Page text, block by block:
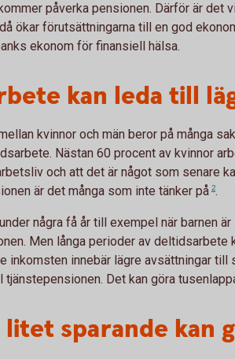
påverka pensionen. Därför är det
ökar förutsättningarna till en god
ekonom för finansiell hälsa.
kan leda till
kvinnor och män beror på många
Nästan 60 procent av kvinnor
och att det är något som senare
är det många som inte tänker på 2.
några få år till exempel när barnen
Men långa perioder av deltidsarbete
inkomsten innebär lägre avsättningar till
Det kan göra
sparande kan